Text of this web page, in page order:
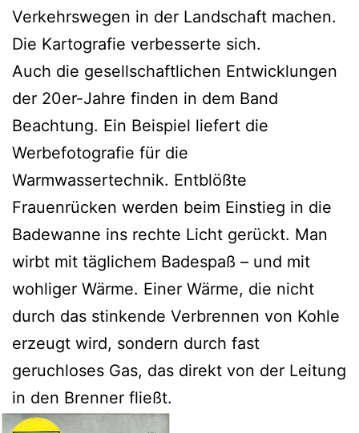
Verkehrswegen in der Landschaft machen.
Die Kartografie verbesserte sich.
Auch die gesellschaftlichen Entwicklungen
der 20er-Jahre finden in dem Band
Beachtung. Ein Beispiel liefert die
Werbefotografie für die
Warmwassertechnik. Entblößte
Frauenrücken werden beim Einstieg in die
Badewanne ins rechte Licht gerückt. Man
wirbt mit täglichem Badespaß – und mit
wohliger Wärme. Einer Wärme, die nicht
durch das stinkende Verbrennen von Kohle
erzeugt wird, sondern durch fast
geruchloses Gas, das direkt von der Leitung
in den Brenner fließt.